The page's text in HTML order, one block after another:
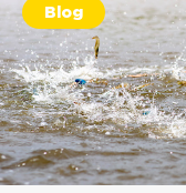
Blog